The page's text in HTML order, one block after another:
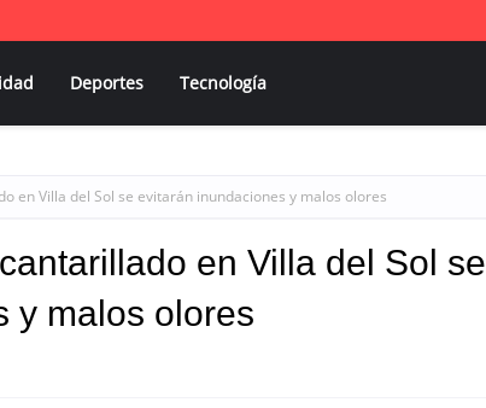
Deportes Tecnología
en Villa del Sol se evitarán inundaciones y malos olores
en Villa del Sol se
y malos olores